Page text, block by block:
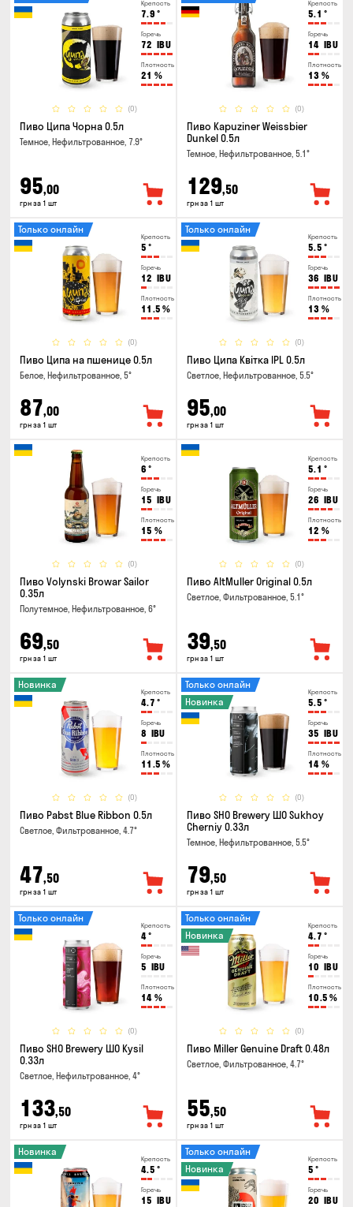
Крепость
7.9 °
Горечь
72 IBU
Плотность
21 %
(0)
Пиво Ципа Чорна 0.5л
Темное, Нефильтрованное, 7.9°
95,00
грн за 1 шт
Крепость
5.1 °
Горечь
14 IBU
Плотность
13 %
(0)
Пиво Kapuziner Weissbier
Dunkel 0.5л
Темное, Нефильтрованное, 5.1°
129,50
грн за 1 шт
Крепость
5 °
Горечь
12 IBU
Плотность
11.5 %
(0)
Только онлайн
Пиво Ципа на пшенице 0.5л
Белое, Нефильтрованное, 5°
87,00
грн за 1 шт
Крепость
5.5 °
Горечь
36 IBU
Плотность
13 %
(0)
Только онлайн
Пиво Ципа Квітка IPL 0.5л
Светлое, Нефильтрованное, 5.5°
95,00
грн за 1 шт
Крепость
6 °
Горечь
15 IBU
Плотность
15 %
(0)
Пиво Volynski Browar Sailor
0.35л
Полутемное, Нефильтрованное, 6°
69,50
грн за 1 шт
Крепость
5.1 °
Горечь
26 IBU
Плотность
12 %
(0)
Пиво AltMuller Original 0.5л
Светлое, Фильтрованное, 5.1°
39,50
грн за 1 шт
Крепость
4.7 °
Горечь
8 IBU
Плотность
11.5 %
(0)
Новинка
Пиво Pabst Blue Ribbon 0.5л
Светлое, Фильтрованное, 4.7°
47,50
грн за 1 шт
Крепость
5.5 °
Горечь
35 IBU
Плотность
14 %
(0)
Только онлайн
Новинка
Пиво SHO Brewery ШО Sukhoy
Cherniy 0.33л
Темное, Нефильтрованное, 5.5°
79,50
грн за 1 шт
Крепость
4°
Горечь
5 IBU
Плотность
14 %
(0)
Только онлайн
Пиво SHO Brewery ШО Kysil
0.33л
Светлое, Нефильтрованное, 4°
133,50
грн за 1 шт
Крепость
4.7 °
Горечь
10 IBU
Плотность
10.5 %
(0)
Только онлайн
Новинка
Пиво Miller Genuine Draft 0.48л
Светлое, Фильтрованное, 4.7°
55,50
грн за 1 шт
Крепость
4.5 °
Горечь
15 IBU
Новинка
Крепость
5 °
Горечь
20 IBU
Только онлайн
Новинка